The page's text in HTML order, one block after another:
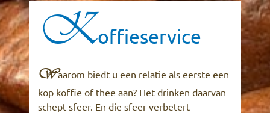
Koffieservice
Waarom biedt u een relatie als eerste een
kop koffie of thee aan? Het drinken daarvan
schept sfeer. En die sfeer verbetert